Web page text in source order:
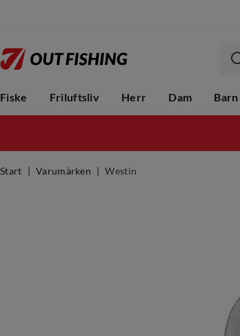
Fiske Friluftsliv Herr Dam Barn
Start Varumärken Westin